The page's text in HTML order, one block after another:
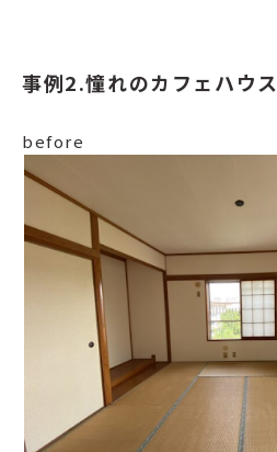
事例2.憧れのカフェハウス
before